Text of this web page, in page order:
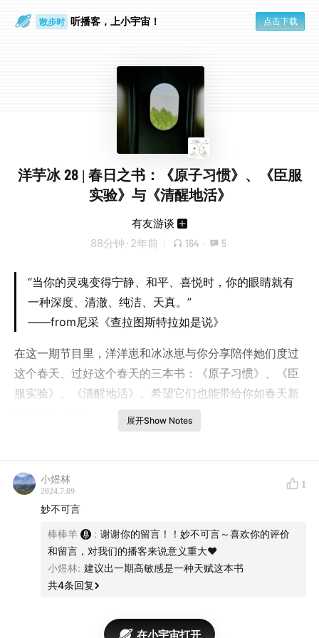
散步时 听播客，上小宇宙！ 点击下载
洋芋冰 28 | 春日之书：《原子习惯》、《臣服
实验》与《清醒地活》
有友游谈
88分钟 · 2年前 164 · 5
“当你的灵魂变得宁静、和平、喜悦时，你的眼睛就有
一种深度、清澈、纯洁、天真。”
——from尼采《查拉图斯特拉如是说》
在这一期节目里，洋洋崽和冰冰崽与你分享陪伴她们度过
这个春天、过好这个春天的三本书：《原子习惯》、《臣
服实验》、《清醒地活》。希望它们也能带给你如春天新
38:56 《臣服实验》与《清醒地活》
Melodium - Kissing Disease (Piano Solo)
David Darling - Lugu Lugu Kan-Ibi (Diligent Child)
祝福每一位在耳机背后的朋友，都能遇到像一束光一般出
展开Show Notes
小煜林
2024.7.09
1
妙不可言
棒棒羊 : 谢谢你的留言！！妙不可言～喜欢你的评价
和留言，对我们的播客来说意义重大❤️
小煜林: 建议出一期高敏感是一种天赋这本书
共4条回复
在小宇宙打开